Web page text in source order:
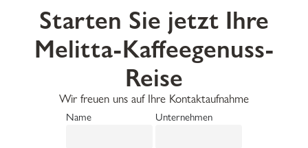
Starten Sie jetzt Ihre
Melitta-Kaffeegenuss-
Reise
Wir freuen uns auf Ihre Kontaktaufnahme
Name Unternehmen